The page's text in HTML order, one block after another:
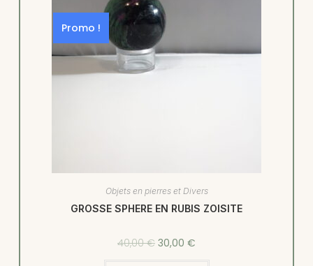
Promo !
Objets en pierres et Divers
GROSSE SPHERE EN RUBIS ZOISITE
40,00€ 30,00 €